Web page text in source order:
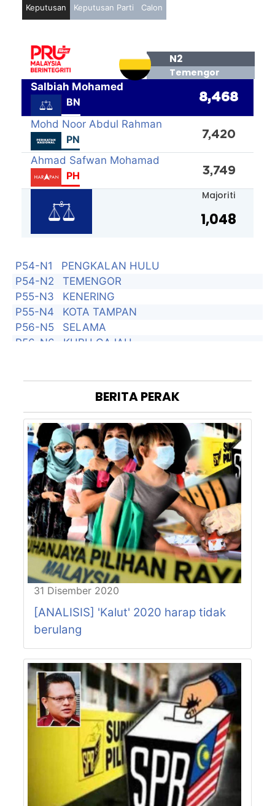
P54-N1
PENGKALAN HULU
P54-N2
TEMENGOR
P55-N3
KENERING
P55-N4
KOTA TAMPAN
P56-N5
SELAMA
P56-N6
KUBU GAJAH
ALOR PONGSU
P58-N11
GUNONG SEMANGGOL
P58-N12
SELINSING
P59-N13
KUALA SEPETANG
P59-N14
CHANGKAT JERING
P59-N15
TRONG
P60-N16
KAMUNTING
P60-N17
POKOK ASSAM
P60-N18
AULONG
P61-N19
CHENDEROH
P61-N20
LUBOK MERBAU
P62-N21
LINTANG
P62-N22
JALONG
P63-N24
HULU KINTA
P64-N25
CANNING
P64-N26
TEBING TINGGI
P64-N27
PASIR PINJI
P65-N28
BERCHAM
P65-N29
KEPAYANG
P65-N30
BUNTONG
P66-N31
JELAPANG
MENGLEMBU
TRONOH
BUKIT CHANDAN
MANONG
P68-N36
PENGKALAN BAHARU
Keputusan Keputusan Parti Calon
N2
Temengor
Salbiah Mohamed
BN
8,468
Mohd Noor Abdul Rahman
PN
7,420
Ahmad Safwan Mohamad
PH
3,749
Majoriti
1,048
BERITAPERAK
31 Disember 2020
[ANALISIS] 'Kalut' 2020 harap tidak
berulang